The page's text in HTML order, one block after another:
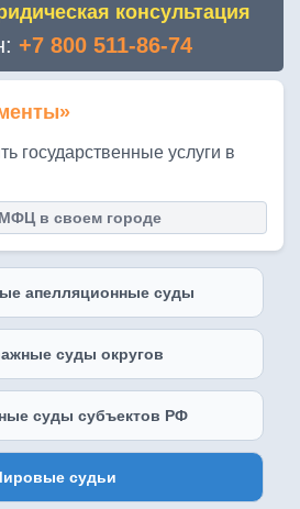
консультация
+7 800 511-86-74
государственные услуги в
в своем городе
апелляционные суды
суды округов
суды субъектов РФ
судьи